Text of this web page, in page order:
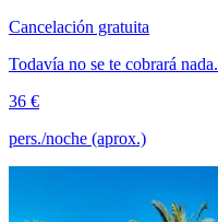
Cancelación gratuita
Todavía no se te cobrará nada.
36 €
pers./noche (aprox.)